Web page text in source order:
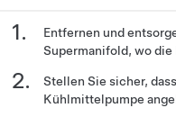
Entfernen und
Supermanifold, wo
Stellen Sie sicher,
Kühlmittelpumpe